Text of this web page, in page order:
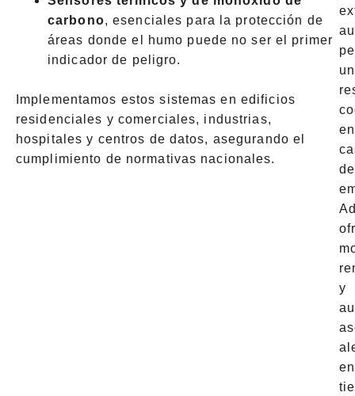
carbono, esenciales para la protección de
áreas donde el humo puede no ser el primer
indicador de peligro.
Implementamos estos sistemas en edificios
residenciales y comerciales, industrias,
hospitales y centros de datos, asegurando el
cumplimiento de normativas nacionales.
en
de
y
en